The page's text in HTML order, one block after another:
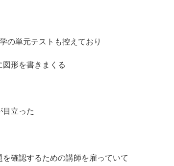
の単元テストも控えており
形を書きまくる
目立った
を確認するための講師を雇っていて